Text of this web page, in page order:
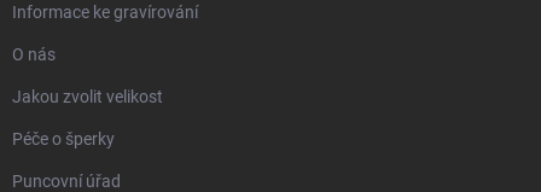
Informace ke gravírování
O nás
Jakou zvolit velikost
Péče o šperky
Puncovní úřad